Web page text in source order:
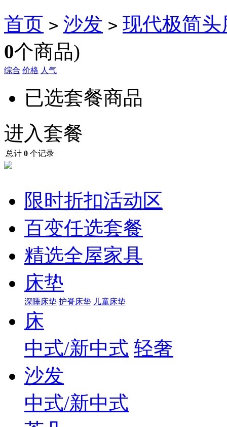
首页 > 沙发 > 现代极简头
0个商品)
综合 价格 人气
已选套餐商品
进入套餐
总计 0 个记录
限时折扣活动区
百变任选套餐
精选全屋家具
床垫
深睡床垫 护脊床垫 儿童床垫
床
中式/新中式 轻奢
沙发
中式/新中式